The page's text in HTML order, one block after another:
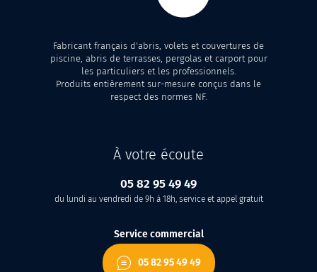
Fabricant français d'abris, volets et couvertures de
piscine, abris de terrasses, pergolas et carport pour
les particuliers et les professionnels.
Produits entièrement sur-mesure conçus dans le
respect des normes NF.
À votre écoute
05 82 95 49 49
du lundi au vendredi de 9h à 18h, service et appel gratuit
Service commercial
05 82 95 49 49